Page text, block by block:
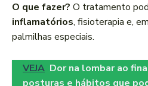
O que fazer? O tratamento
inflamatórios, fisioterapia e,
palmilhas especiais.
VEJA Dor na lombar ao
posturas e hábitos que